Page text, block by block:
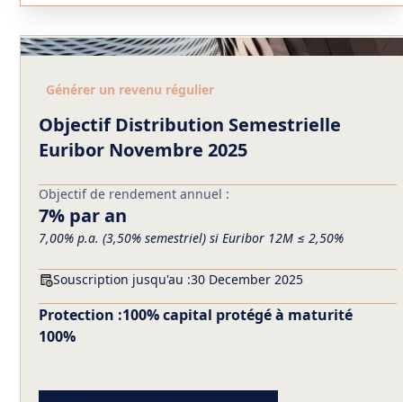
Générer un revenu régulier
Objectif Distribution Semestrielle
Euribor Novembre 2025
Objectif de rendement annuel :
7% par an
7,00% p.a. (3,50% semestriel) si Euribor 12M ≤ 2,50%
Souscription jusqu'au :30 December 2025
Protection :100% capital protégé à maturité
100%